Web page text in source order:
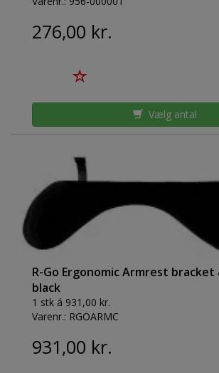
276,00 kr.
Vælg antal
R-Go Ergonomic Armrest bracket
black
1 stk á 931,00 kr.
Varenr.: RGOARMC
931,00 kr.